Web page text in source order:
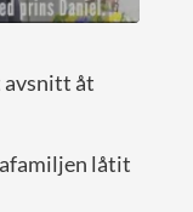
avsnitt åt
låtit